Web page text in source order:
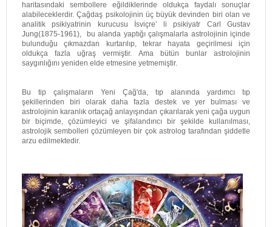
haritasındaki sembollere eğildiklerinde oldukça faydalı sonuçlar
alabileceklerdir. Çağdaş psikolojinin üç büyük devinden biri olan ve
analitik psikiyatrinin kurucusu İsviçre’ li psikiyatr Carl Gustav
Jung(1875-1961), bu alanda yaptığı çalışmalarla astrolojinin içinde
bulunduğu çıkmazdan kurtarılıp, tekrar hayata geçirilmesi için
oldukça fazla uğraş vermiştir. Ama bütün bunlar astrolojinin
saygınlığını yeniden elde etmesine yetmemiştir.
Bu tip çalışmaların Yeni Çağ'da, tıp alanında yardımcı tıp
şekillerinden biri olarak daha fazla destek ve yer bulması ve
astrolojinin karanlık ortaçağ anlayışından çıkarılarak yeni çağa uygun
bir biçimde, çözümleyici ve şifalandırıcı bir şekilde kullanılması,
astrolojik sembolleri çözümleyen bir çok astrolog tarafından şiddetle
arzu edilmektedir.